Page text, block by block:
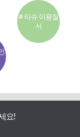
# 타슈 이용질
서
요!